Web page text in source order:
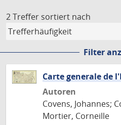
2 Treffer sortiert nach
Filter
Carte generale de
Autoren
Covens, Johannes;
Mortier, Corneille